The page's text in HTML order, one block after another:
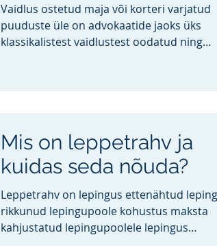
Vaidlus ostetud maja või korteri varjatud
puuduste üle on advokaatide jaoks üks
klassikalistest vaidlustest oodatud ning
Mis on leppetrahv ja
kuidas seda nõuda?
Leppetrahv on lepingus ettenähtud
rikkunud lepingupoole kohustus maksta
kahjustatud lepingupoolele lepingus